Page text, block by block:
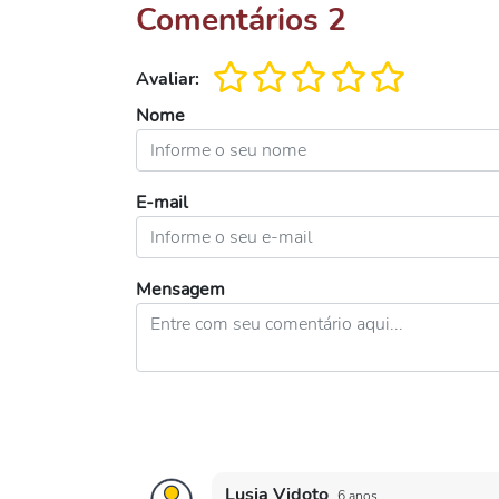
Comentários 2
Avaliar:
Nome
E-mail
Mensagem